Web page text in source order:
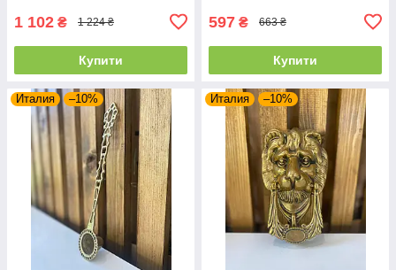
1 102 ₴ 1 224 ₴
Купити
597 ₴ 663 ₴
Купити
Италия –10% Италия –10%